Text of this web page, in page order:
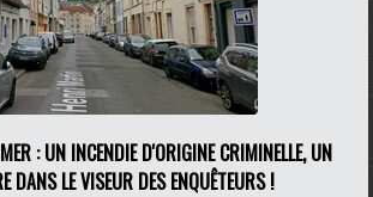
: UN INCENDIE D'ORIGINE CRIMINELLE, UN
DANS LE VISEUR DES ENQUÊTEURS !